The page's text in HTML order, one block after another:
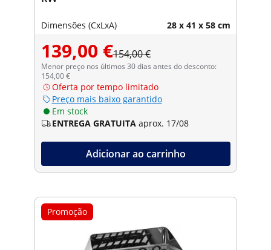
Dimensões (CxLxA) 28 x 41 x 58 cm
139,00 €154,00 €
Menor preço nos últimos 30 dias antes do desconto:
154,00 €
Oferta por tempo limitado
Preço mais baixo garantido
Em stock
ENTREGA GRATUITA aprox. 17/08
Adicionar ao carrinho
Promoção